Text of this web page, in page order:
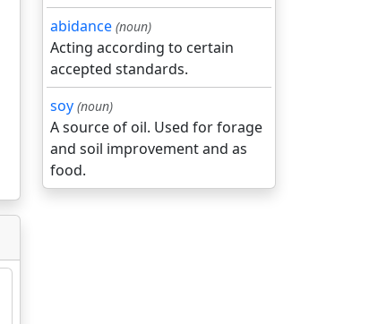
abidance (noun)
Acting according to certain
accepted standards.
soy (noun)
A source of oil. Used for forage
and soil improvement and as
food.